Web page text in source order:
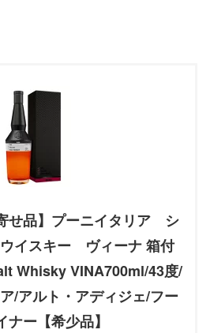
せ品】プーニイタリア シ
イスキー ヴィーナ 箱付
Whisky VINA700ml/43度/
/アルト・アディジェ/フー
ナー【希少品】